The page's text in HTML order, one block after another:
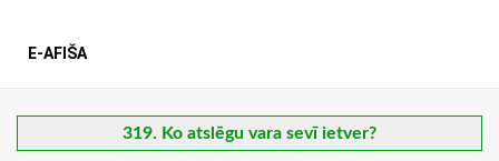
E-AFIŠA
319. Ko atslēgu vara sevī ietver?